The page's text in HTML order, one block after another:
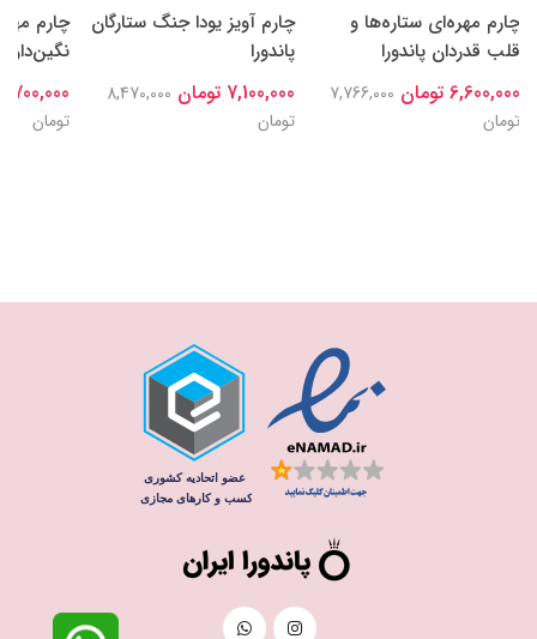
چارم مهره‌ای ستاره‌ها و
قلب قدردان پاندورا
6,600,000 تومان
7,766,000
تومان
چارم آویز یودا جنگ ستارگان
پاندورا
7,100,000 تومان
8,470,000
تومان
چارم
نگین‌دار
6,700,000
تومان